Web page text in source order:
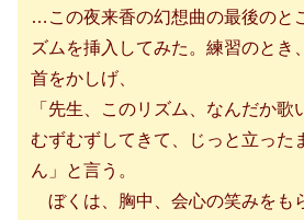
…この夜来香の幻想曲の最後のと
ズムを挿入してみた。練習のとき
首をかしげ、
「先生、このリズム、なんだか
むずむずしてきて、じっと立った
ん」と言う。
ぼくは、胸中、会心の笑みをも